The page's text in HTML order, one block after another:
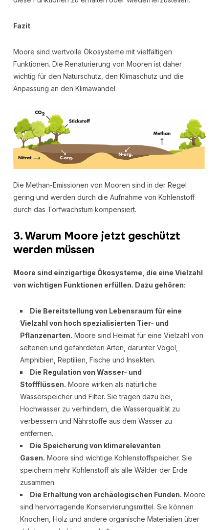
Fazit
Moore sind wertvolle Ökosysteme mit vielfältigen
Funktionen. Die Renaturierung von Mooren ist daher
wichtig für den Naturschutz, den Klimaschutz und die
Anpassung an den Klimawandel.
Die Methan-Emissionen von Mooren sind in der Regel
gering und werden durch die Aufnahme von Kohlenstoff
durch das Torfwachstum kompensiert.
3. Warum Moore jetzt geschützt
werden müssen
Moore sind einzigartige Ökosysteme, die eine Vielzahl
von wichtigen Funktionen erfüllen. Dazu gehören:
Die Bereitstellung von Lebensraum für eine
Vielzahl von hoch spezialisierten Tier- und
Pflanzenarten. Moore sind Heimat für eine Vielzahl von
seltenen und gefährdeten Arten, darunter Vögel,
Amphibien, Reptilien, Fische und Insekten.
Die Regulation von Wasser- und
Stoffflüssen. Moore wirken als natürliche
Wasserspeicher und Filter. Sie tragen dazu bei,
Hochwasser zu verhindern, die Wasserqualität zu
verbessern und Nährstoffe aus dem Wasser zu
entfernen.
Die Speicherung von klimarelevanten
Gasen. Moore sind wichtige Kohlenstoffspeicher. Sie
speichern mehr Kohlenstoff als alle Wälder der Erde
zusammen.
Die Erhaltung von archäologischen Funden. Moore
sind hervorragende Konservierungsmittel. Sie können
Knochen, Holz und andere organische Materialien über